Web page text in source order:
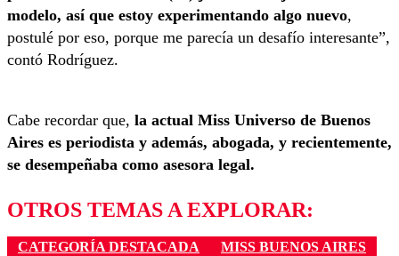
modelo, así que estoy experimentando algo nuevo,
postulé por eso, porque me parecía un desafío interesante”,
contó Rodríguez.
Cabe recordar que, la actual Miss Universo de Buenos
Aires es periodista y además, abogada, y recientemente,
se desempeñaba como asesora legal.
OTROS TEMAS A EXPLORAR:
CATEGORÍA DESTACADA
MISS BUENOS AIRES